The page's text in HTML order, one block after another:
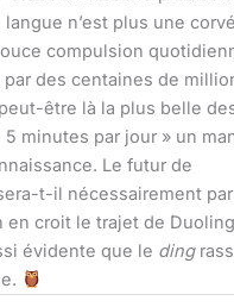
n’est plus une
compulsion
des centaines de
être là la plus belle
minutes par jour » un
Le futur de
t-il nécessairement
en croit le trajet de
évidente que le ding